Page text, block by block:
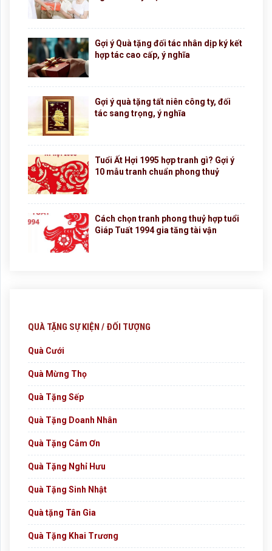
Gợi ý Quà tặng đối tác nhân dịp ký kết
hợp tác cao cấp, ý nghĩa
Gợi ý quà tặng tất niên công ty, đối
tác sang trọng, ý nghĩa
Tuổi Ất Hợi 1995 hợp tranh gì? Gợi ý
10 mẫu tranh chuẩn phong thuỷ
Cách chọn tranh phong thuỷ hợp tuổi
Giáp Tuất 1994 gia tăng tài vận
QUÀ TẶNG SỰ KIỆN / ĐỐI TƯỢNG
Quà Cưới
Quà Mừng Thọ
Quà Tặng Sếp
Quà Tặng Doanh Nhân
Quà Tặng Cảm Ơn
Quà Tặng Nghỉ Hưu
Quà Tặng Sinh Nhật
Quà tặng Tân Gia
Quà Tặng Khai Trương